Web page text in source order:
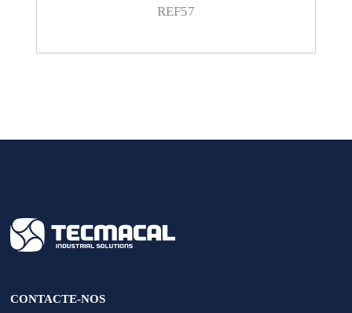
REF57
CONTACTE-NOS